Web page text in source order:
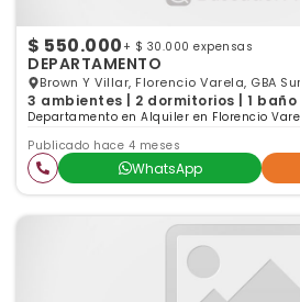
$ 550.000 + $ 30.000 expensas
DEPARTAMENTO
Brown Y Villar, Florencio Varela, GBA Sur
3 ambientes | 2 dormitorios | 1 baño
Departamento en Alquiler en Florencio
Publicado hace 4 meses
WhatsApp